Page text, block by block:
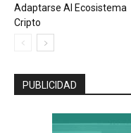
Adaptarse Al Ecosistema
Cripto
PUBLICIDAD